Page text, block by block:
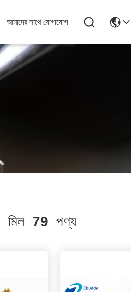
আমাদের সাথে যোগাযোগ
মিল 79 পণ্য